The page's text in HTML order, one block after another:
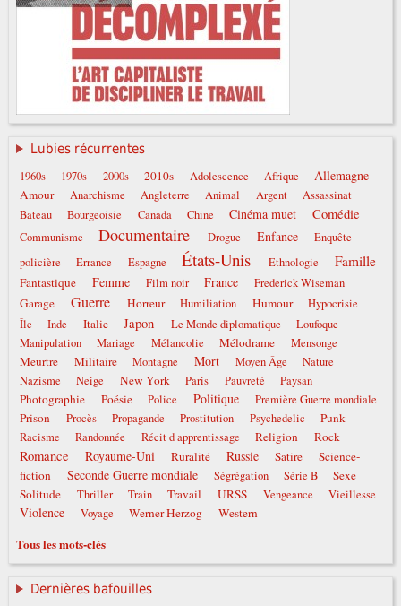
Lubies récurrentes
1960s 1970s 2000s 2010s Adolescence Afrique Allemagne
Amour Anarchisme Angleterre Animal Argent
Assassinat
Bateau
Bourgeoisie Canada Chine Cinéma muet Comédie
Communisme Documentaire Drogue Enfance
Enquête
policière
Errance Espagne États-Unis Ethnologie Famille
Fantastique Femme Film noir France Frederick Wiseman
Garage Guerre Horreur Humiliation Humour
Hypocrisie
Île
Inde Italie Japon Le Monde diplomatique
Loufoque
Manipulation
Mariage Mélancolie Mélodrame Mensonge
Meurtre Militaire Montagne Mort Moyen Âge
Nature
Nazisme
Neige New York Paris Pauvreté Paysan
Photographie Poésie Police Politique Première Guerre mondiale
Prison Procès Propagande Prostitution Psychedelic Punk
Racisme Randonnée Récit d apprentissage Religion Rock
Romance Royaume-Uni Ruralité Russie Satire
Science-
fiction
Seconde Guerre mondiale Ségrégation Série B
Sexe
Solitude
Thriller Train Travail URSS Vengeance Vieillesse
Violence Voyage Werner Herzog Western
Tous les mots-clés
Dernières bafouilles